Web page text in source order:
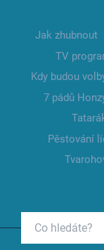
Jak zhubnout
TV
Kdy budou
7 pádů
Pěstování